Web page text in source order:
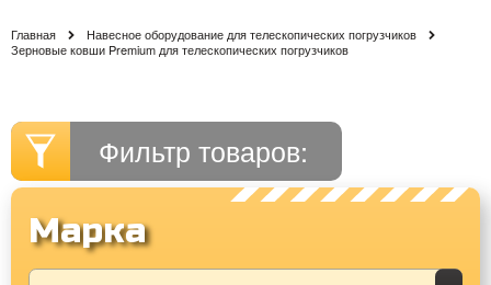
Главная
Навесное оборудование для телескопических погрузчиков
Зерновые ковши Premium для телескопических погрузчиков
Фильтр товаров:
Марка